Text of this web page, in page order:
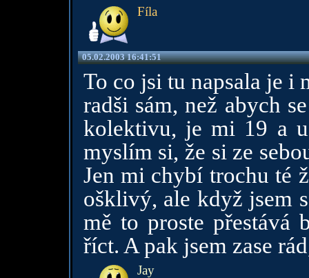
Fíla
05.02.2003 16:41:51
To co jsi tu napsala je i
radši sám, než abych
kolektivu, je mi 19 a
myslím si, že si ze
Jen mi chybí trochu té
ošklivý, ale když jsem
mě to proste
říct. A pak jsem zase
Jay